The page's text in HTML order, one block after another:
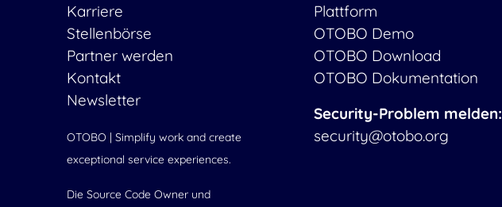
Karriere
Stellenbörse
Partner werden
Kontakt
Newsletter
OTOBO | Simplify work and create
exceptional service experiences.
Die Source Code Owner und
Plattform
OTOBO Demo
OTOBO Download
OTOBO Dokumentation
Security-Problem melden:
security@otobo.org